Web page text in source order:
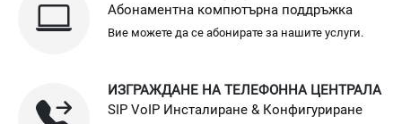
Абонаментна компютърна поддръжка
Вие можете да се абонирате за нашите услуги.
ИЗГРАЖДАНЕ НА ТЕЛЕФОННА ЦЕНТРАЛА
SIP VoIP Инсталиране & Конфигуриране